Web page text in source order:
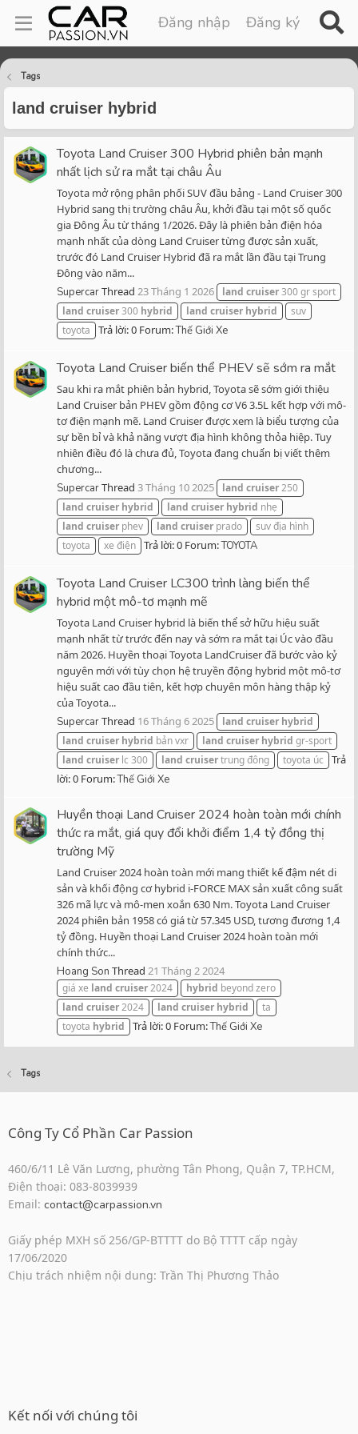
Đăng nhập Đăng ký
Tags
land cruiser hybrid
Toyota Land Cruiser 300 Hybrid phiên bản mạnh
nhất lịch sử ra mắt tại châu Âu
Toyota mở rộng phân phối SUV đầu bảng - Land Cruiser 300
Hybrid sang thị trường châu Âu, khởi đầu tại một số quốc
gia Đông Âu từ tháng 1/2026. Đây là phiên bản điện hóa
mạnh nhất của dòng Land Cruiser từng được sản xuất,
trước đó Land Cruiser Hybrid đã ra mắt lần đầu tại Trung
Đông vào năm...
SupercarThread 23 Tháng 1 2026 land cruiser300 gr sport
land cruiser300 hybrid land cruiser hybrid
suv
toyota
Trả lời: 0 Forum:Thế Giới Xe
Toyota Land Cruiser biến thể PHEV sẽ sớm ra mắt
Sau khi ra mắt phiên bản hybrid, Toyota sẽ sớm giới thiệu
Land Cruiser bản PHEV gồm động cơ V6 3.5L kết hợp với mô-
tơ điện mạnh mẽ. Land Cruiser được xem là biểu tượng của
sự bền bỉ và khả năng vượt địa hình không thỏa hiệp. Tuy
nhiên điều đó là chưa đủ, Toyota đang chuẩn bị viết thêm
chương...
SupercarThread 3 Tháng 10 2025 land cruiser250
land cruiser hybrid land cruiser hybrid nhẹ
land cruiser phev land cruiser prado
suv địa hình
toyota
xe điện Trả lời: 0 Forum:TOYOTA
Toyota Land Cruiser LC300 trình làng biến thể
hybrid một mô-tơ mạnh mẽ
Toyota Land Cruiser hybrid là biến thể sở hữu hiệu suất
mạnh nhất từ trước đến nay và sớm ra mắt tại Úc vào đầu
năm 2026. Huyền thoại Toyota LandCruiser đã bước vào kỷ
nguyên mới với tùy chọn hệ truyền động hybrid một mô-tơ
hiệu suất cao đầu tiên, kết hợp chuyên môn hàng thập kỷ
của Toyota...
SupercarThread 16 Tháng 6 2025 land cruiser hybrid
land cruiser hybrid bản vxr land cruiser hybrid gr-sport
land cruiser lc 300 land cruisertrung đông toyota úc
Trả
lời: 0 Forum:Thế Giới Xe
Huyền thoại Land Cruiser 2024 hoàn toàn mới chính
thức ra mắt, giá quy đổi khởi điểm 1,4 tỷ đồng thị
trường Mỹ
Land Cruiser 2024 hoàn toàn mới mang thiết kế đậm nét di
sản và khối động cơ hybrid i-FORCE MAX sản xuất công suất
326 mã lực và mô-men xoắn 630 Nm. Toyota Land Cruiser
2024 phiên bản 1958 có giá từ 57.345 USD, tương đương 1,4
tỷ đồng. Huyền thoại Land Cruiser 2024 hoàn toàn mới
chính thức...
Hoang Son Thread 21 Tháng 2 2024
giá xe land cruiser2024 hybrid beyond zero
land cruiser2024 land cruiser hybrid
ta
toyota hybrid Trả lời: 0 Forum:Thế Giới Xe
Tags
Công Ty Cổ Phần Car Passion
460/6/11 Lê Văn Lương, phường Tân Phong, Quận 7, TP.HCM,
Điện thoại: 083-8039939
Email: contact@carpassion.vn
Giấy phép MXH số 256/GP-BTTTT do Bộ TTTT cấp ngày
17/06/2020
Chịu trách nhiệm nội dung: Trần Thị Phương Thảo
Kết nối với chúng tôi